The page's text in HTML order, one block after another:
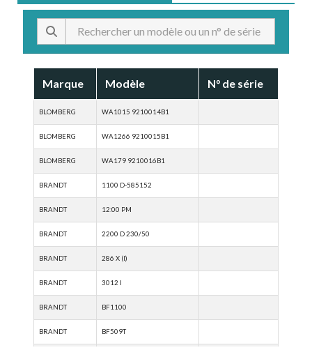
Marque Modèle N° de série